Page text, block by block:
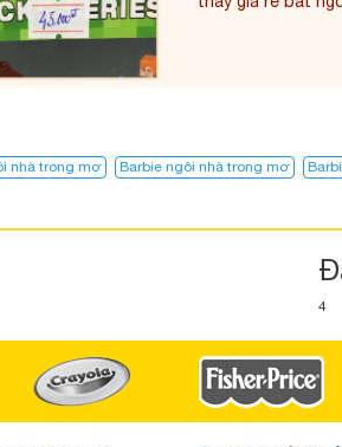
nhà trong mơ Barbie ngôi nhà trong mơ​
4